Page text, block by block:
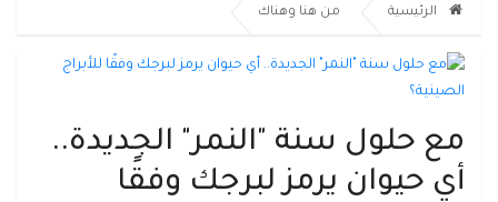
الرئيسية من هنا وهناك
مع حلول سنة "النمر" الجديدة..
أي حيوان يرمز لبرجك وفقًا